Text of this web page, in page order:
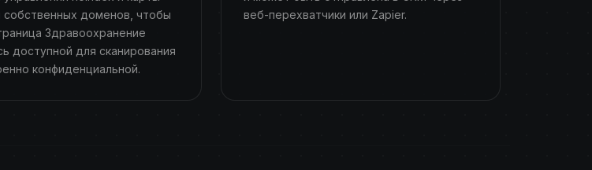
собственных доменов, чтобы
Здравоохранение
доступной для сканирования
конфиденциальной.
веб-перехватчики или Zapier.